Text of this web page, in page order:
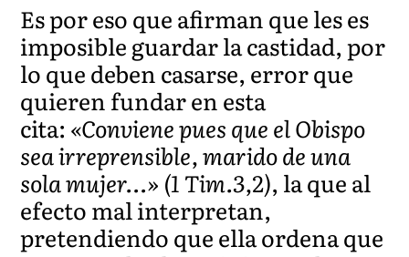
Es por eso que afirman que les es
imposible guardar la castidad, por
lo que deben casarse, error que
quieren fundar en esta
cita: «Conviene pues que el Obispo
sea irreprensible, marido de una
sola mujer…» (1 Tim.3,2), la que al
efecto mal interpretan,
pretendiendo que ella ordena que